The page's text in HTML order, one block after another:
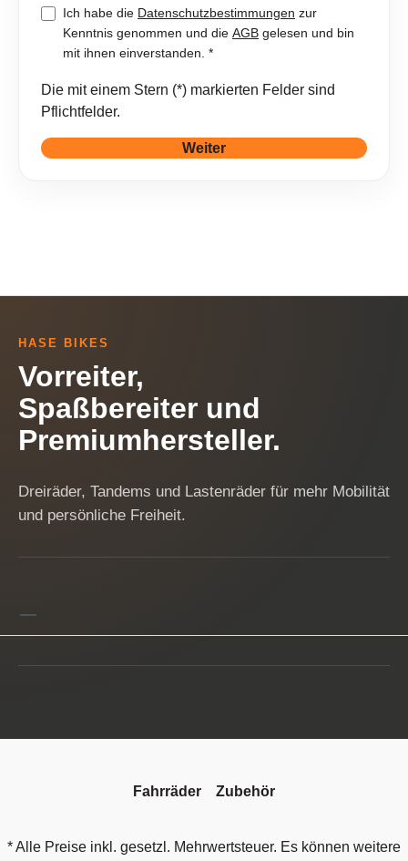
Ich habe die Datenschutzbestimmungen zur
Kenntnis genommen und die AGB gelesen und bin
mit ihnen einverstanden. *
Die mit einem Stern (*) markierten Felder sind
Pflichtfelder.
Weiter
HASE BIKES
Vorreiter,
Spaßbereiter und
Premiumhersteller.
Dreiräder, Tandems und Lastenräder für mehr Mobilität
und persönliche Freiheit.
Fahrräder Zubehör
* Alle Preise inkl. gesetzl. Mehrwertsteuer. Es können weitere